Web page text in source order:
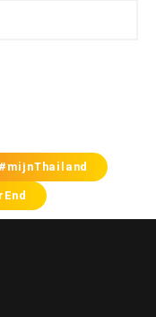
#mijnThailand